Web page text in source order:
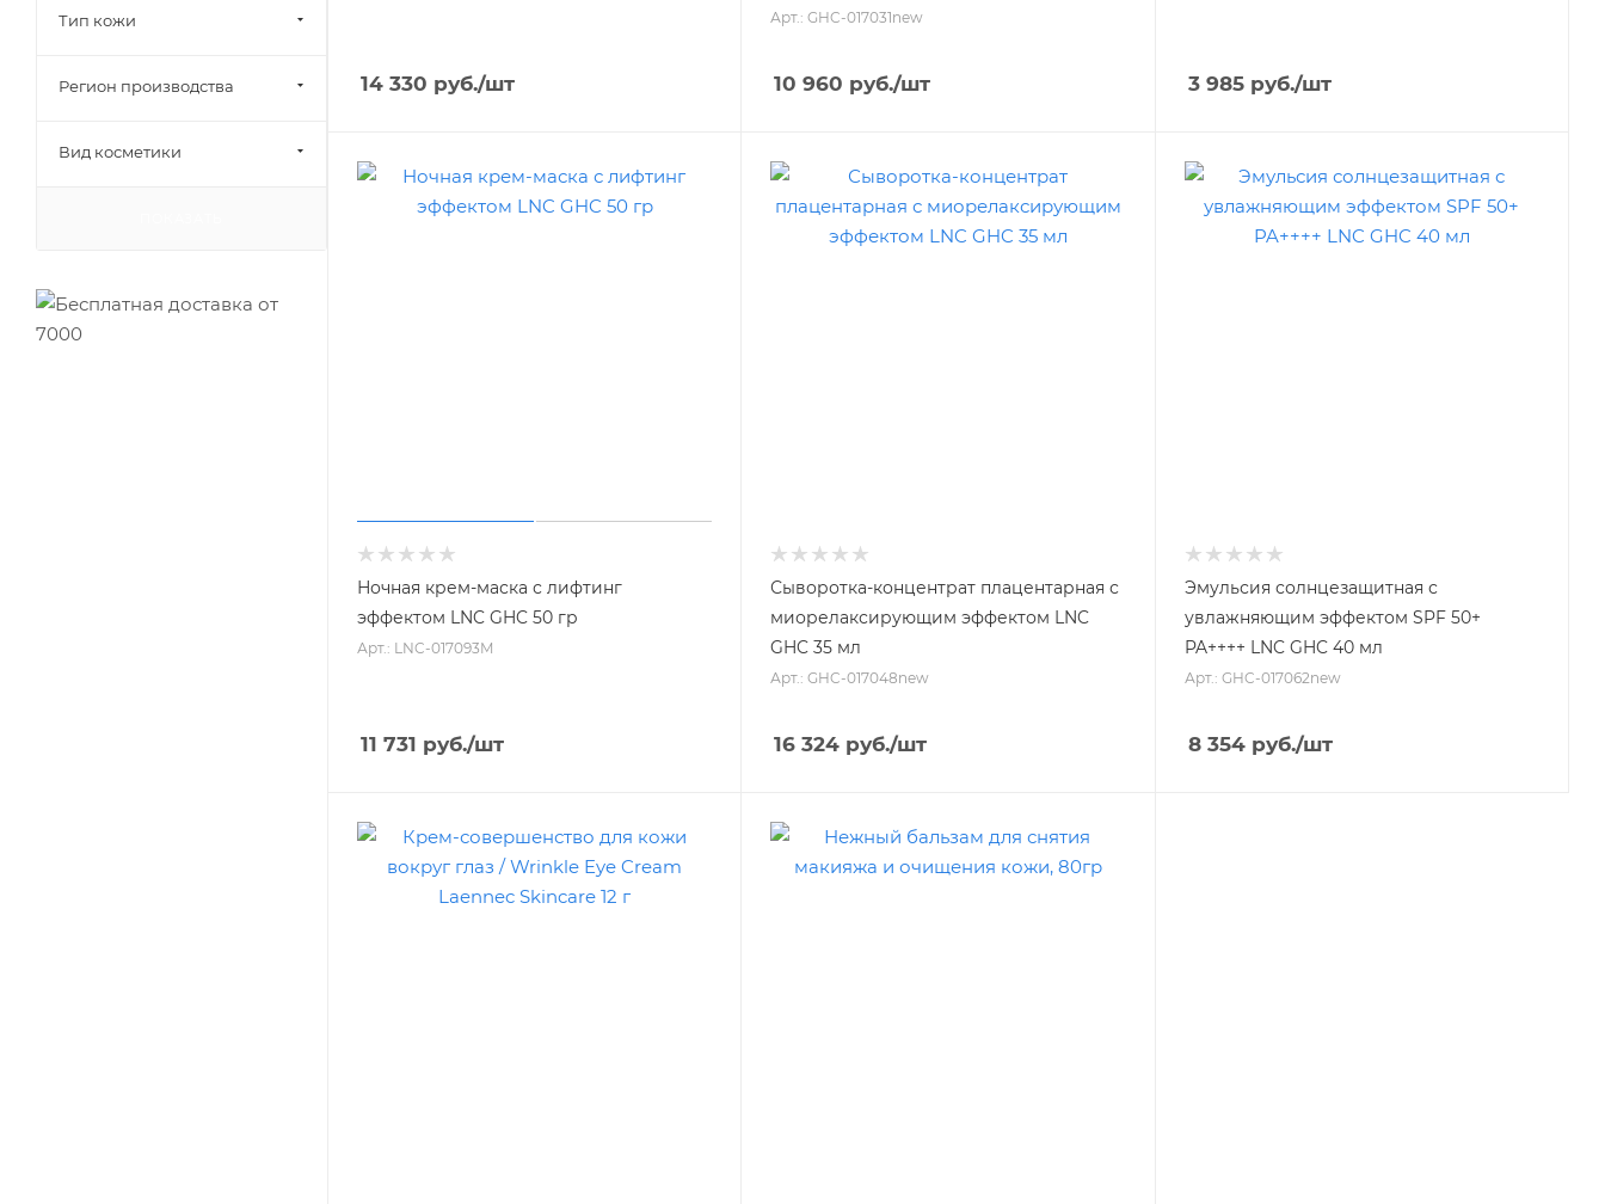
14 330 руб./шт
Арт.: GHC-017031new
10 960 руб./шт 3 985руб./шт
Ночная крем-маска с лифтинг
эффектом LNC GHC 50 гр
Арт.: LNC-017093M
11 731 руб./шт
Сыворотка-концентрат плацентарная с
миорелаксирующим эффектом LNC
GHC 35 мл
Арт.: GHC-017048new
16 324 руб./шт
Эмульсия солнцезащитная с
увлажняющим эффектом SPF 50+
PA++++ LNC GHC 40 мл
Арт.: GHC-017062new
8 354руб./шт
Тип кожи
Регион производства
Вид косметики